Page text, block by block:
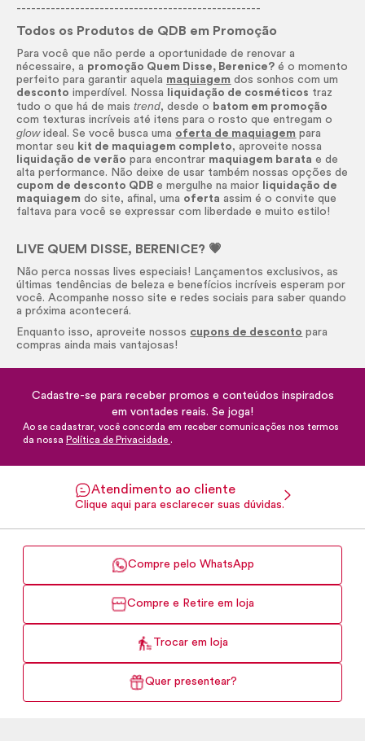
--------------------------------------------------
Todos os Produtos de QDB em Promoção
Para você que não perde a oportunidade de renovar a
nécessaire, a promoção Quem Disse, Berenice? é o momento
perfeito para garantir aquela maquiagem dos sonhos com um
desconto imperdível. Nossa liquidação de cosméticos traz
tudo o que há de maistrend, desde o batom em promoção
com texturas incríveis até itens para o rosto que entregam o
glowideal. Se você busca uma oferta de maquiagem para
montar seu kit de maquiagem completo, aproveite nossa
liquidação de verão para encontrar maquiagem barata e de
alta performance. Não deixe de usar também nossas opções de
cupom de desconto QDB e mergulhe na maior
liquidação de
maquiagem do site, afinal, uma oferta assim é o convite que
faltava para você se expressar com liberdade e muito estilo!
LIVE QUEM DISSE, BERENICE? 💗
Não perca nossas lives especiais! Lançamentos exclusivos, as
últimas tendências de beleza e benefícios incríveis esperam por
você. Acompanhe nosso site e redes sociais para saber quando
a próxima acontecerá.
Enquanto isso, aproveite nossos cupons de desconto para
compras ainda mais vantajosas!
Cadastre-se para receber promos e conteúdos inspirados
em vontades reais. Se joga!
Ao se cadastrar, você concorda em receber comunicações nos termos
da nossa Política de Privacidade .
Atendimento ao cliente
Clique aqui para esclarecer suas dúvidas.
Compre pelo WhatsApp
Compre e Retire em loja
Trocar em loja
Quer presentear?